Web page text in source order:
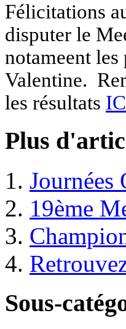
Félicitations
disputer le
notameent
Valentine.
les résultats
Plus
19ème
Sous-